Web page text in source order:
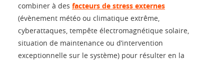
combiner à des facteurs de stress externes
(évènement météo ou climatique extrême,
cyberattaques, tempête électromagnétique solaire,
situation de maintenance ou d’intervention
exceptionnelle sur le système) pour résulter en la